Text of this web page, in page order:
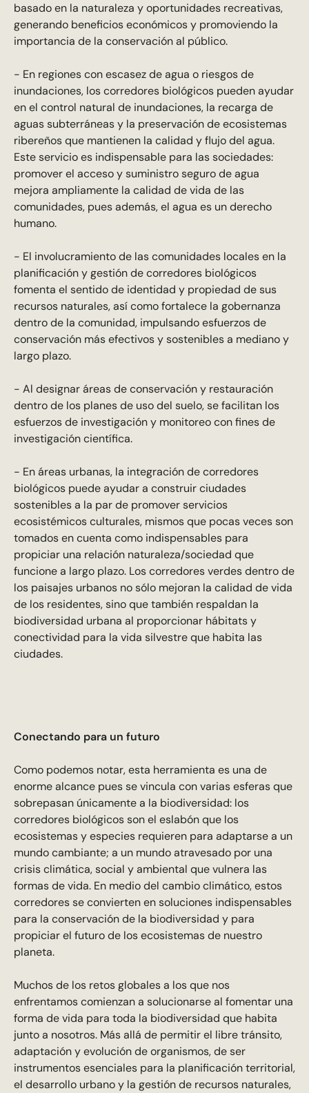
basado en la naturaleza y oportunidades recreativas,
generando beneficios económicos y promoviendo la
importancia de la conservación al público.
- En regiones con escasez de agua o riesgos de
inundaciones, los corredores biológicos pueden ayudar
en el control natural de inundaciones, la recarga de
aguas subterráneas y la preservación de ecosistemas
ribereños que mantienen la calidad y flujo del agua.
Este servicio es indispensable para las sociedades:
promover el acceso y suministro seguro de agua
mejora ampliamente la calidad de vida de las
comunidades, pues además, el agua es un derecho
humano.
- El involucramiento de las comunidades locales en la
planificación y gestión de corredores biológicos
fomenta el sentido de identidad y propiedad de sus
recursos naturales, así como fortalece la gobernanza
dentro de la comunidad, impulsando esfuerzos de
conservación más efectivos y sostenibles a mediano y
largo plazo.
- Al designar áreas de conservación y restauración
dentro de los planes de uso del suelo, se facilitan los
esfuerzos de investigación y monitoreo con fines de
investigación científica.
- En áreas urbanas, la integración de corredores
biológicos puede ayudar a construir ciudades
sostenibles a la par de promover servicios
ecosistémicos culturales, mismos que pocas veces son
tomados en cuenta como indispensables para
propiciar una relación naturaleza/sociedad que
funcione a largo plazo. Los corredores verdes dentro de
los paisajes urbanos no sólo mejoran la calidad de vida
de los residentes, sino que también respaldan la
biodiversidad urbana al proporcionar hábitats y
conectividad para la vida silvestre que habita las
ciudades.
Conectando para un futuro
Como podemos notar, esta herramienta es una de
enorme alcance pues se vincula con varias esferas que
sobrepasan únicamente a la biodiversidad: los
corredores biológicos son el eslabón que los
ecosistemas y especies requieren para adaptarse a un
mundo cambiante; a un mundo atravesado por una
crisis climática, social y ambiental que vulnera las
formas de vida. En medio del cambio climático, estos
corredores se convierten en soluciones indispensables
para la conservación de la biodiversidad y para
propiciar el futuro de los ecosistemas de nuestro
planeta.
Muchos de los retos globales a los que nos
enfrentamos comienzan a solucionarse al fomentar una
forma de vida para toda la biodiversidad que habita
junto a nosotros. Más allá de permitir el libre tránsito,
adaptación y evolución de organismos, de ser
instrumentos esenciales para la planificación territorial,
el desarrollo urbano y la gestión de recursos naturales,